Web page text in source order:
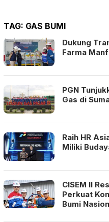
TAG: GAS BUMI
Dukung
Farma
PGN
Gas di
Raih HR
Miliki
CISEM II
Perkuat
Bumi